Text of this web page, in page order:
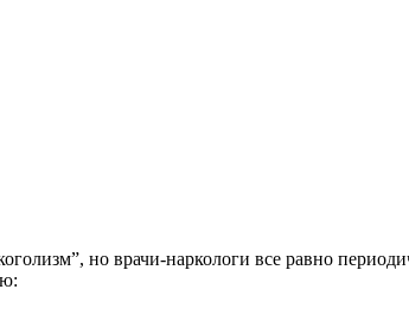
но врачи-наркологи все равно